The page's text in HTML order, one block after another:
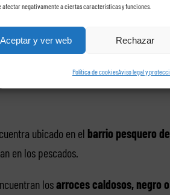
afectar negativamente a ciertas características y funciones.
Aceptar y ver web Rechazar
Política de cookiesAviso legal y
brillan los callos a la isleña, garbanza
los mejores postres que son:
ubicado en el barrio pesquero
en los pescados.
losarroces caldosos, negro